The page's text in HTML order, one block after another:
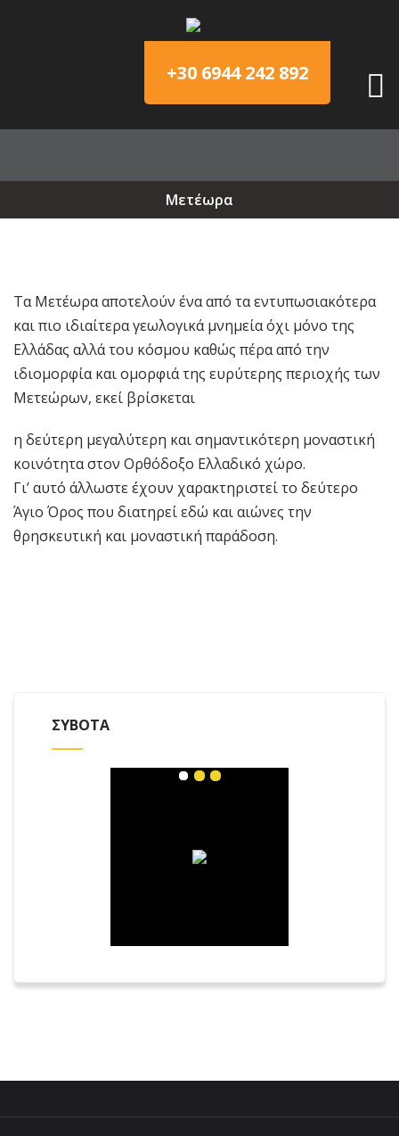
+30 6944 242 892
Μετέωρα
Τα Μετέωρα αποτελούν ένα από τα εντυπωσιακότερα
και πιο ιδιαίτερα γεωλογικά μνημεία όχι μόνο της
Ελλάδας αλλά του κόσμου καθώς πέρα από την
ιδιομορφία και ομορφιά της ευρύτερης περιοχής των
Μετεώρων, εκεί βρίσκεται
η δεύτερη μεγαλύτερη και σημαντικότερη μοναστική
κοινότητα στον Ορθόδοξο Ελλαδικό χώρο.
Γι’ αυτό άλλωστε έχουν χαρακτηριστεί το δεύτερο
Άγιο Όρος που διατηρεί εδώ και αιώνες την
θρησκευτική και μοναστική παράδοση.
ΣΥΒΟΤΑ